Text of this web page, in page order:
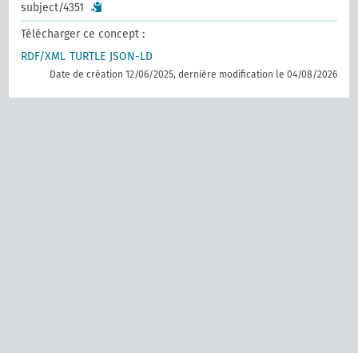
subject/4351
Télécharger ce concept :
RDF/XML TURTLE JSON-LD
Date de création 12/06/2025, dernière modification le 04/08/2026